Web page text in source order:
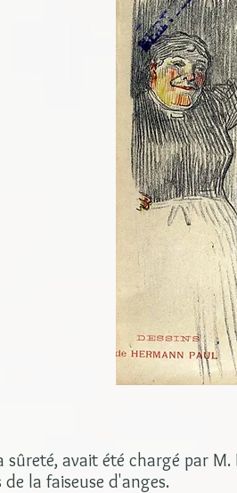
sûreté, avait été chargé par
la faiseuse d'anges.